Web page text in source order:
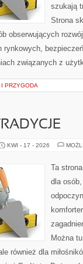
szukają
Strona
obserwujących
rynkowych,
związanych z
PRZYGODA
KWI - 17 - 2026
Ta
dla
Można
również dla